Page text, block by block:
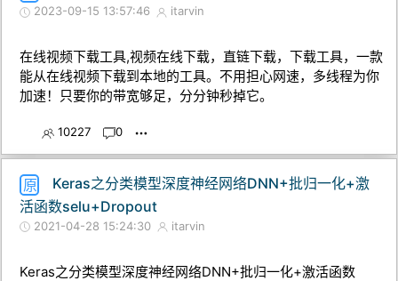
2023-09-15 13:57:46 itarvin
在线视频下载工具,视频在线下载，直链下载，下载工具，一款
能从在线视频下载到本地的工具。不用担心网速，多线程为你
加速！只要你的带宽够足，分分钟秒掉它。
10227 0
原
Keras之分类模型深度神经网络DNN+批归一化+激
活函数selu+Dropout
2021-04-28 15:24:30 itarvin
Keras之分类模型深度神经网络DNN+批归一化+激活函数